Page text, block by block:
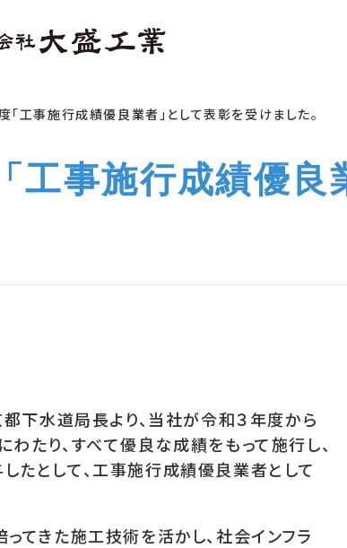
「工事施行成績優良業者」として表彰を受けました。
工事施行成績優
下水道局長より、当社が令和３年度から
たり、すべて優良な成績をもって施行し、
たとして、工事施行成績優良業者として
てきた施工技術を活かし、社会インフラ